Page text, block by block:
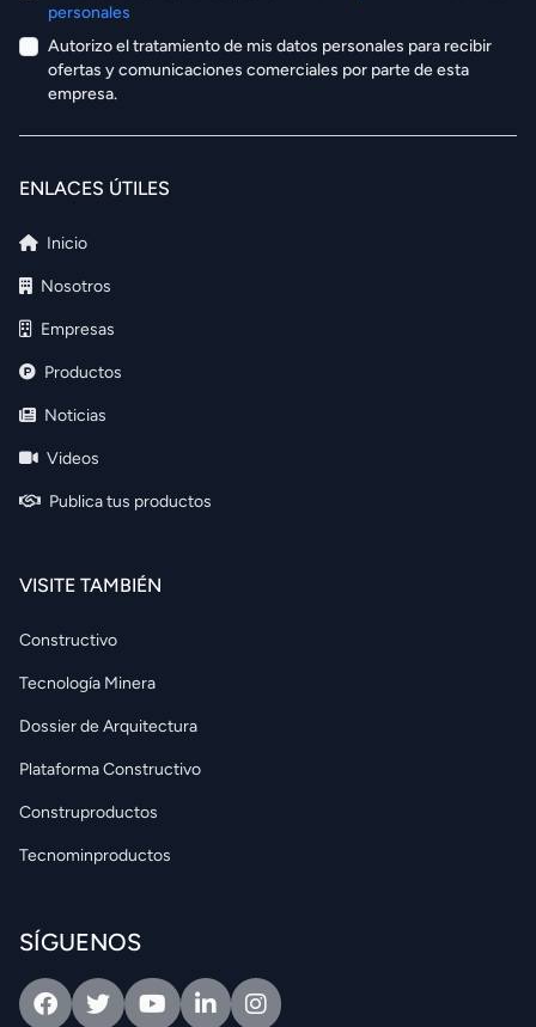
personales
Autorizo el tratamiento de mis datos personales para recibir
ofertas y comunicaciones comerciales por parte de esta
empresa.
ENLACES ÚTILES
Inicio
Nosotros
Empresas
Productos
Noticias
Videos
Publica tus productos
VISITE TAMBIÉN
Constructivo
Tecnología Minera
Dossier de Arquitectura
Plataforma Constructivo
Construproductos
Tecnominproductos
SÍGUENOS
FacebookTwitterYoutubeLinkedinIntagram